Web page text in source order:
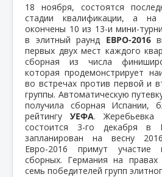
18 ноября, состоятся
стадии квалификации, а на
окончены 10 из 13-и мини-
в элитный раунд ЕВРО-2016
первых двух мест каждого
сборная из числа
которая продемонстрирует
во встречах против первой и
группы. Автоматическую
получила сборная Испании,
рейтингу УЕФА. Жеребьевка
состоится 3-го декабря в
запланирован на весну
Евро-2016 примут участие
сборных. Германия на правах
семь победителей групп